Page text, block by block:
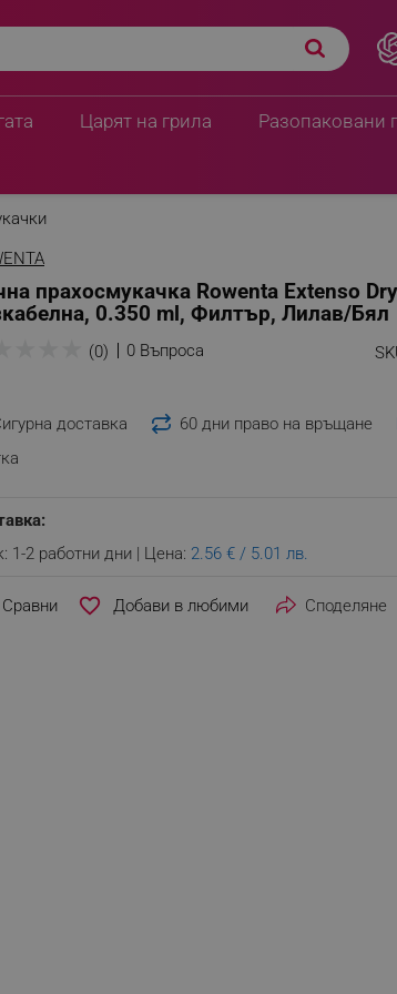
Царят на грила Разопаковани
прахосмукачка Rowenta Extenso
0.350 ml, Филтър, Лилав/Бял
(0) 0 Въпроса
доставка 60 дни право на връщане
1-2 работни дни | Цена: 2.56 € / 5.01 лв.
Сравни favorite_border Споделяне